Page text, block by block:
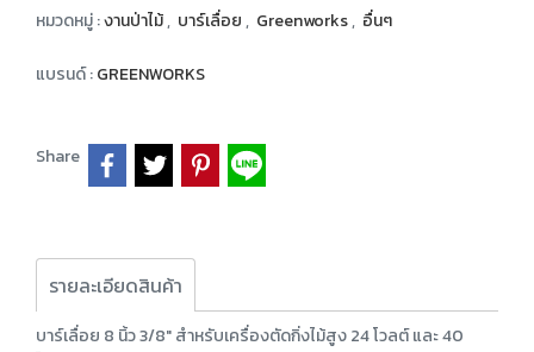
หมวดหมู่ :งานป่าไม้, บาร์เลื่อย, Greenworks, อื่นๆ
แบรนด์ :GREENWORKS
Share
รายละเอียดสินค้า
บาร์เลื่อย 8 นิ้ว 3/8″ สำหรับเครื่องตัดกิ่งไม้สูง 24 โวลต์ และ 40